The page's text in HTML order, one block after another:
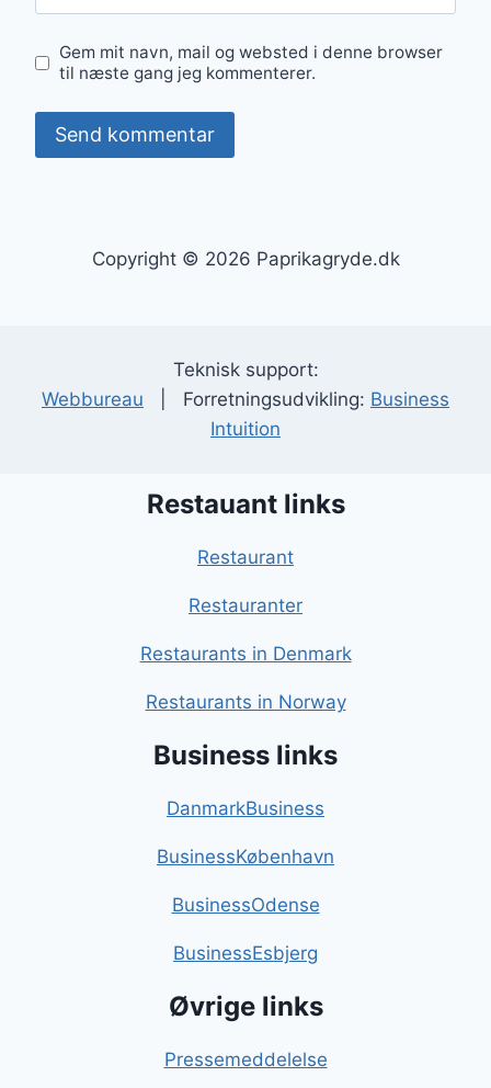
Gem mit navn, mail og websted i denne browser
til næste gang jeg kommenterer.
Copyright © 2026 Paprikagryde.dk
Teknisk support:
Webbureau | Forretningsudvikling: Business
Intuition
Restauant links
Restaurant
Restauranter
Restaurants in Denmark
Restaurants in Norway
Business links
DanmarkBusiness
BusinessKøbenhavn
BusinessOdense
BusinessEsbjerg
Øvrige links
Pressemeddelelse